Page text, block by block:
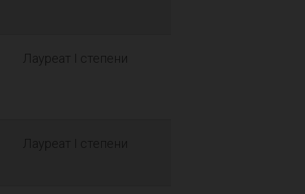
Лауреат I степени
Лауреат I степени